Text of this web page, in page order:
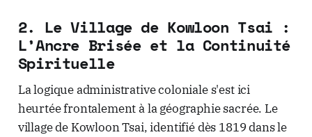
2. Le Village de Kowloon Tsai :
L’Ancre Brisée et la Continuité
Spirituelle
La logique administrative coloniale s'est ici
heurtée frontalement à la géographie sacrée. Le
village de Kowloon Tsai, identifié dès 1819 dans le